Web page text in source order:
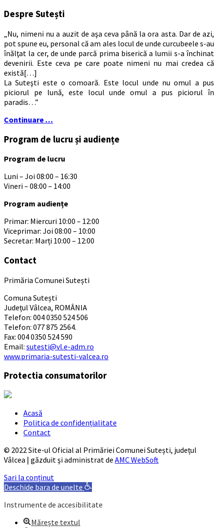
Despre Sutești
„Nu, nimeni nu a auzit de aşa ceva până la ora asta. Dar de azi,
pot spune eu, personal că am ales locul de unde curcubeele s-au
înălţat la cer, de unde parcă prima biserică a lumii s-a închinat
devenirii. Este ceva pe care poate nimeni nu mai credea că
există[…]
La Suteşti este o comoară. Este locul unde nu omul a pus
piciorul pe lună, este locul unde omul a pus piciorul în
paradis…”
Continuare …
Program de lucru și audiențe
Program de lucru
Luni – Joi 08:00 – 16:30
Vineri – 08:00 – 14:00
Program audiențe
Primar: Miercuri 10:00 – 12:00
Viceprimar: Joi 08:00 – 10:00
Secretar: Marți 10:00 – 12:00
Contact
Primăria Comunei Sutești
Comuna Sutești
Județul Vâlcea, ROMÂNIA
Telefon: 004 0350 524 506
Telefon: 077 875 2564.
Fax: 004 0350 524 590
Email: sutesti@vl.e-adm.ro
www.primaria-sutesti-valcea.ro
Protectia consumatorilor
Acasă
Politica de confidențialitate
Contact
© 2022 Site-ul Oficial al Primăriei Comunei Sutești, județul
Vâlcea | găzduit şi administrat de AMC WebSoft
Sari la conținut
Deschide bara de unelte
Instrumente de accesibilitate
Mărește textul